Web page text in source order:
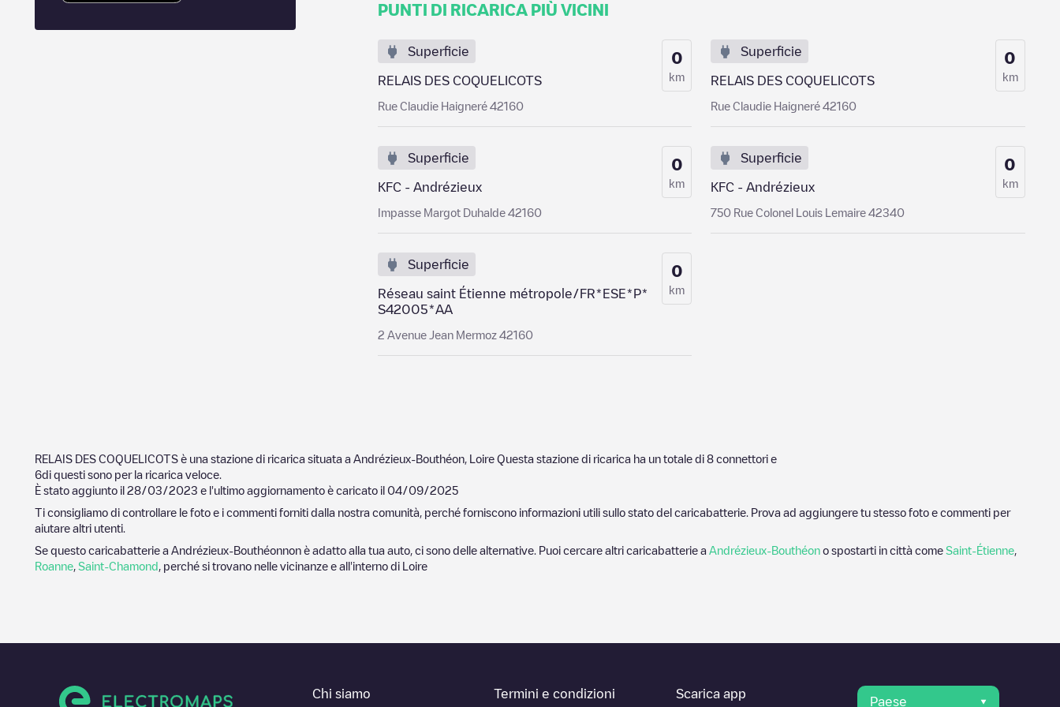
PUNTI DI RICARICA PIÙ VICINI
Superficie
RELAIS DES COQUELICOTS
Rue Claudie Haigneré 42160
0
km
Superficie
RELAIS DES COQUELICOTS
Rue Claudie Haigneré 42160
0
km
Superficie
KFC - Andrézieux
Impasse Margot Duhalde 42160
0
km
Superficie
KFC - Andrézieux
750 Rue Colonel Louis Lemaire 42340
0
km
Superficie
Réseau saint Étienne métropole/FR*ESE*P*
S42005*AA
2 Avenue Jean Mermoz 42160
0
km
RELAIS DES COQUELICOTS è una stazione di ricarica situata a Andrézieux-Bouthéon Loire Questa stazione di ricarica ha un totale di 8 connettori e
6di questi sono per la ricarica veloce.
È stato aggiunto il 28/03/2023 e l'ultimo aggiornamento è caricato il 04/09/2025
Ti consigliamo di controllare le foto e i commenti forniti dalla nostra comunità, perché forniscono informazioni utili sullo stato del caricabatterie. Prova ad aggiungere tu stesso foto e commenti per
aiutare altri utenti.
Se questo caricabatterie a Andrézieux-Bouthéonnon è adatto alla tua auto, ci sono delle alternative. Puoi cercare altri caricabatterie a Andrézieux-Bouthéon o spostarti in città come Saint-Étienne
Roanne Saint-Chamond , perché si trovano nelle vicinanze e all'interno di Loire
Chi siamo Termini e condizioni Scarica app
Paese